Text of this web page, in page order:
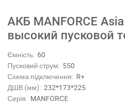
АКБ MANFORCE
высокий пусковой
Ємність: 60
Пусковий струм: 550
Схема підключення: R+
ДШВ (мм): 232*173*225
Серія: MANFORСE